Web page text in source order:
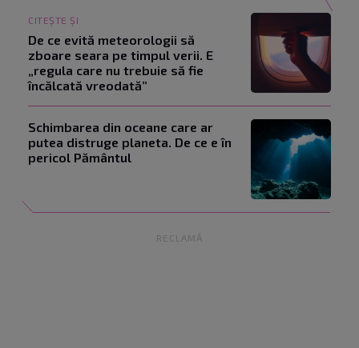
CITEȘTE ȘI
De ce evită meteorologii să
zboare seara pe timpul verii. E
„regula care nu trebuie să fie
încălcată vreodată”
Schimbarea din oceane care ar
putea distruge planeta. De ce e în
pericol Pământul
RECLAMĂ